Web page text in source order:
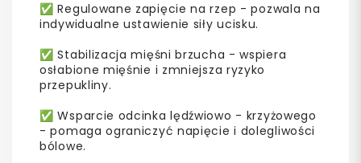
✅ Regulowane zapięcie na rzep - pozwala na
indywidualne ustawienie siły ucisku.
✅ Stabilizacja mięśni brzucha - wspiera
osłabione mięśnie i zmniejsza ryzyko
przepukliny.
✅ Wsparcie odcinka lędźwiowo - krzyżowego
- pomaga ograniczyć napięcie i dolegliwości
bólowe.